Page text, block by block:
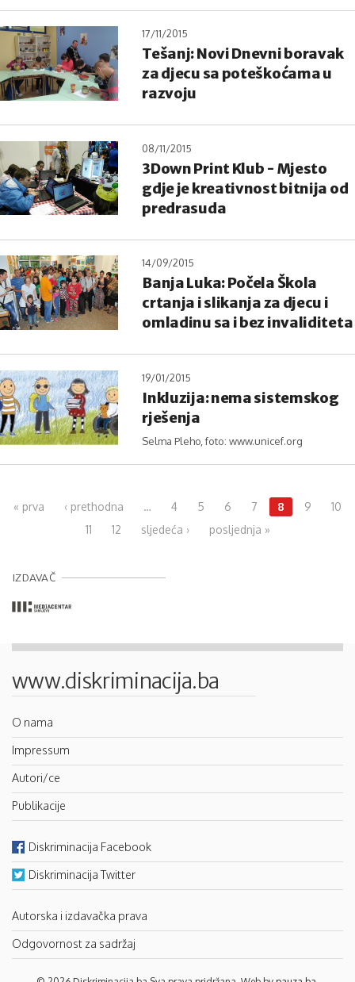
17/11/2015
Tešanj: Novi Dnevni boravak
za djecu sa poteškoćama u
razvoju
08/11/2015
3Down Print Klub - Mjesto
gdje je kreativnost bitnija od
predrasuda
14/09/2015
Banja Luka: Počela Škola
crtanja i slikanja za djecu i
omladinu sa i bez invaliditeta
19/01/2015
Inkluzija: nema sistemskog
rješenja
Selma Pleho, foto: www.unicef.org
« prva ‹ prethodna … 4 5 6 7 8 9
10
11
12 sljedeća › posljednja »
IZDAVAČ
www.diskriminacija.ba
O nama
Impressum
Autori/ce
Publikacije
Diskriminacija Facebook
Diskriminacija Twitter
Autorska i izdavačka prava
Odgovornost za sadržaj